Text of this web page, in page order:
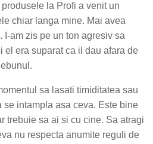
la Profi a venit un
chiar langa mine. Mai avea
I-am zis pe un ton agresiv sa
el era suparat ca il dau afara de
sa lasati timiditatea sau
se intampla asa ceva. Este bine
trebuie sa ai si cu cine. Sa atragi
nu respecta anumite reguli de